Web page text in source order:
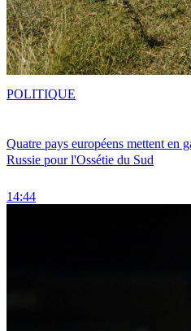
Quatre pays européens mettent en
Russie pour l'Ossétie du Sud
14:44
POLITIQUE